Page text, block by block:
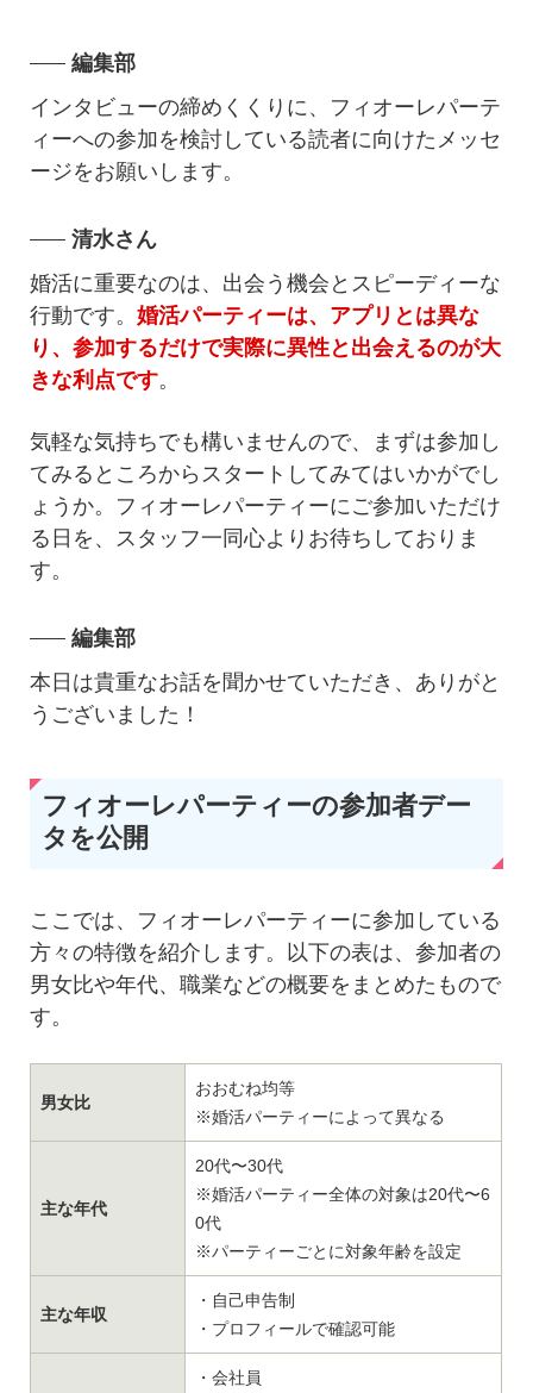
編集部
インタビューの締めくくりに、フィオーレパーテ
ィーへの参加を検討している読者に向けたメッセ
ージをお願いします。
清水さん
婚活に重要なのは、出会う機会とスピーディーな
行動です。婚活パーティーは、アプリとは異な
り、参加するだけで実際に異性と出会えるのが大
きな利点です。
気軽な気持ちでも構いませんので、まずは参加し
てみるところからスタートしてみてはいかがでし
ょうか。フィオーレパーティーにご参加いただけ
る日を、スタッフ一同心よりお待ちしておりま
す。
編集部
本日は貴重なお話を聞かせていただき、ありがと
うございました！
フィオーレパーティーの参加者デー
タを公開
ここでは、フィオーレパーティーに参加している
方々の特徴を紹介します。以下の表は、参加者の
男女比や年代、職業などの概要をまとめたもので
す。
男女比
おおむね均等
※婚活パーティーによって異なる
主な年代
20代〜30代
※婚活パーティー全体の対象は20代〜6
0代
※パーティーごとに対象年齢を設定
主な年収
・自己申告制
・プロフィールで確認可能
・会社員